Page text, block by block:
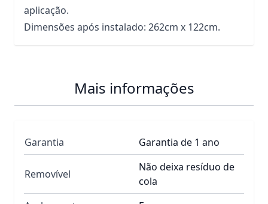
aplicação.
Dimensões após instalado: 262cm x 122cm.
Mais informações
Garantia Garantia de 1 ano
Removível
Não deixa resíduo de
cola